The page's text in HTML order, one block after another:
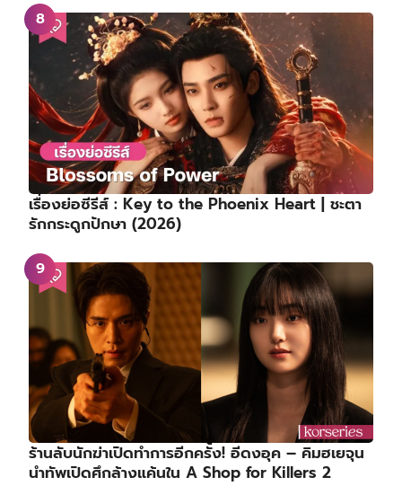
เรื่องย่อซีรีส์ : Key to the Phoenix Heart | ชะตา
รักกระดูกปักษา (2026)
ร้านลับนักฆ่าเปิดทำการอีกครั้ง! อีดงอุค – คิมฮเยจุน
นำทัพเปิดศึกล้างแค้นใน A Shop for Killers 2